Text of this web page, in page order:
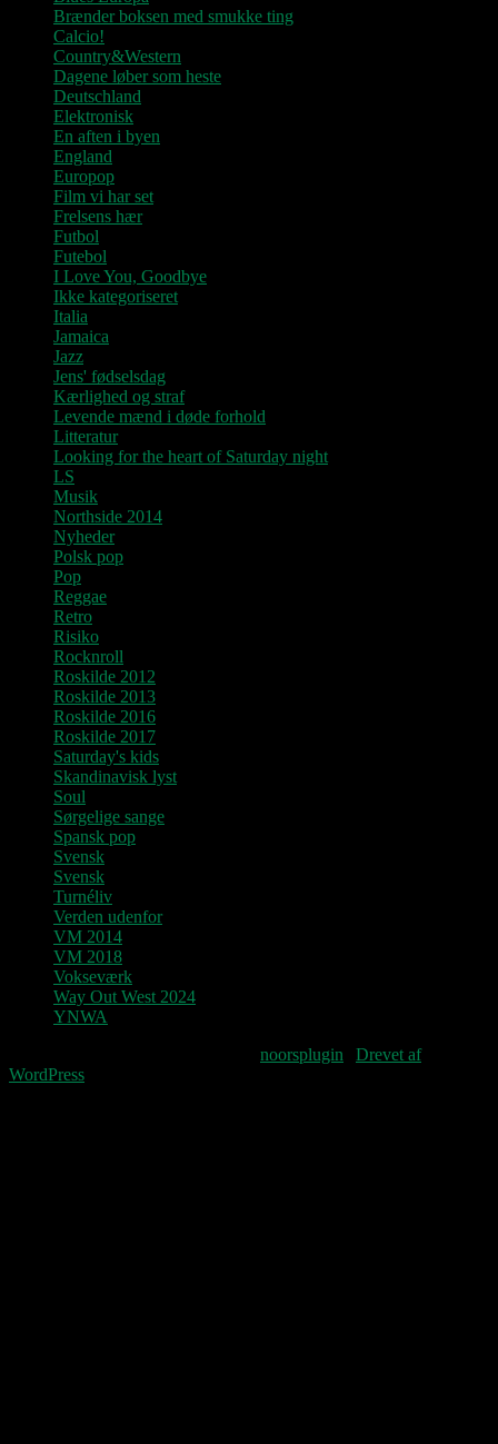
Brænder boksen med smukke ting
Calcio!
Country&Western
Dagene løber som heste
Deutschland
Elektronisk
En aften i byen
England
Europop
Film vi har set
Frelsens hær
Futbol
Futebol
I Love You, Goodbye
Ikke kategoriseret
Italia
Jamaica
Jazz
Jens' fødselsdag
Kærlighed og straf
Levende mænd i døde forhold
Litteratur
Looking for the heart of Saturday night
LS
Musik
Northside 2014
Nyheder
Polsk pop
Pop
Reggae
Retro
Risiko
Rocknroll
Roskilde 2012
Roskilde 2013
Roskilde 2016
Roskilde 2017
Saturday's kids
Skandinavisk lyst
Soul
Sørgelige sange
Spansk pop
Svensk
Svensk
Turnéliv
Verden udenfor
VM 2014
VM 2018
Vokseværk
Way Out West 2024
YNWA
noorsplugin
Drevet af
WordPress